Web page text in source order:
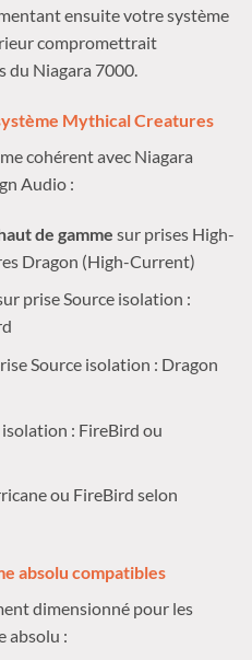
ensuite votre système
compromettrait
du Niagara 7000.
Mythical Creatures
cohérent avec Niagara
Audio :
de gamme sur prises High-
Dragon (High-Current)
prise Source isolation :
Source isolation : Dragon
: FireBird ou
ou FireBird selon
absolu compatibles
dimensionné pour les
absolu :